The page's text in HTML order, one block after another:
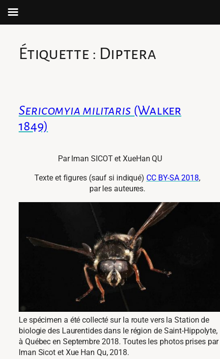
contenuÉtiquette : Diptera
Sericomyia militaris (Walker
1849)
Par Iman SICOT et XueHan QU
Texte et figures (sauf si indiqué) CC BY-SA 2018,
par les auteures.
Le spécimen a été collecté sur la route vers la Station de
biologie des Laurentides dans le région de Saint-Hippolyte,
à Québec en Septembre 2018. Toutes les photos prises par
Iman Sicot et Xue Han Qu, 2018.